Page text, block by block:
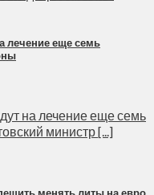
лечение еще семь
на лечение еще семь
министр [...]